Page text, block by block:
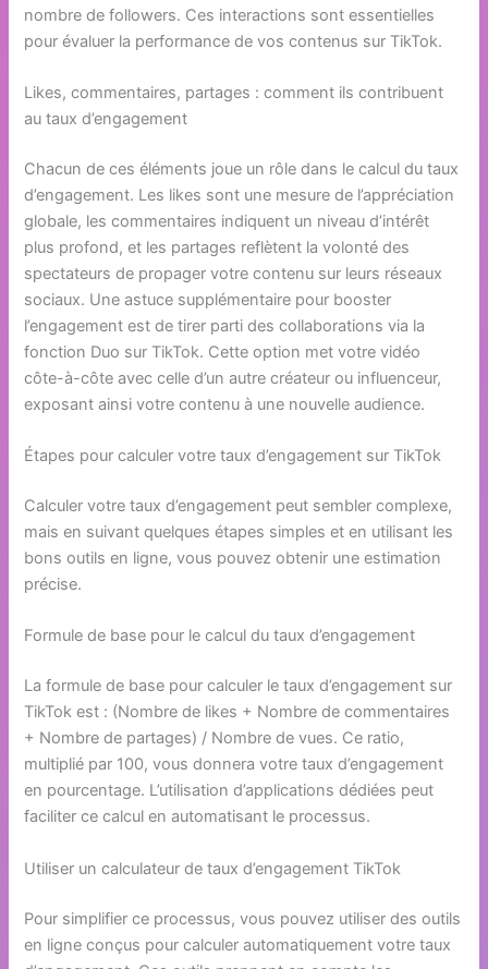
nombre de followers. Ces interactions sont essentielles
pour évaluer la performance de vos contenus sur TikTok.
Likes, commentaires, partages : comment ils contribuent
au taux d’engagement
Chacun de ces éléments joue un rôle dans le calcul du taux
d’engagement. Les likes sont une mesure de l’appréciation
globale, les commentaires indiquent un niveau d’intérêt
plus profond, et les partages reflètent la volonté des
spectateurs de propager votre contenu sur leurs réseaux
sociaux. Une astuce supplémentaire pour booster
l’engagement est de tirer parti des collaborations via la
fonction Duo sur TikTok. Cette option met votre vidéo
côte-à-côte avec celle d’un autre créateur ou influenceur,
exposant ainsi votre contenu à une nouvelle audience.
Étapes pour calculer votre taux d’engagement sur TikTok
Calculer votre taux d’engagement peut sembler complexe,
mais en suivant quelques étapes simples et en utilisant les
bons outils en ligne, vous pouvez obtenir une estimation
précise.
Formule de base pour le calcul du taux d’engagement
La formule de base pour calculer le taux d’engagement sur
TikTok est : (Nombre de likes + Nombre de commentaires
+ Nombre de partages) / Nombre de vues. Ce ratio,
multiplié par 100, vous donnera votre taux d’engagement
en pourcentage. L’utilisation d’applications dédiées peut
faciliter ce calcul en automatisant le processus.
Utiliser un calculateur de taux d’engagement TikTok
Pour simplifier ce processus, vous pouvez utiliser des outils
en ligne conçus pour calculer automatiquement votre taux